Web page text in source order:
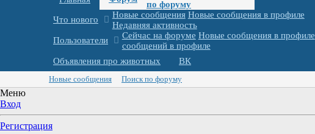
по форуму
Что нового
Новые сообщения Новые сообщения в профиле
Недавняя активность
Пользователи
Сейчас на форуме Новые сообщения в профиле
сообщений в профиле
Объявления про животных ВК
Новые сообщения Поиск по форуму
Меню
Вход
Регистрация